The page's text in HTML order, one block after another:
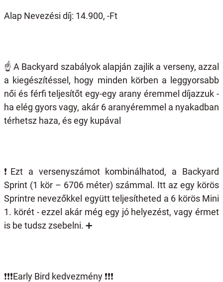
Alap Nevezési díj: 14.900, -Ft
☝️ A Backyard szabályok alapján zajlik a verseny, azzal
a kiegészítéssel, hogy minden körben a leggyorsabb
női és férfi teljesítőt egy-egy arany éremmel díjazzuk -
ha elég gyors vagy, akár 6 aranyéremmel a nyakadban
térhetsz haza, és egy kupával
❗️ Ezt a versenyszámot kombinálhatod, a Backyard
Sprint (1 kör – 6706 méter) számmal. Itt az egy körös
Sprintre nevezőkkel együtt teljesítheted a 6 körös Mini
1. körét - ezzel akár még egy jó helyezést, vagy érmet
is be tudsz zsebelni. ➕️
❗️❗️❗️Early Bird kedvezmény ❗️❗️❗️